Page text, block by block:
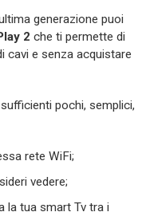
generazione puoi
2 che ti permette di
cavi e senza acquistare
pochi, semplici,
rete WiFi;
vedere;
la tua smart Tv tra i